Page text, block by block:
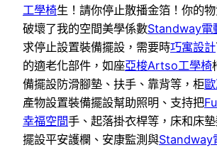
工學椅生！請你停止散播金箔！你的
破壞了我的空間美學係數Standway電
求停止設置裝備擺設，需要時巧寓設計
的適老化部件，如座亞梭Artso工學椅
備擺設防滑腳墊、扶手、靠背等，柜
產物設置裝備擺設幫助照明、支持把
幸福空間手、起落掛衣桿等，床和床
擺設平安護欄、安康監測與Standway